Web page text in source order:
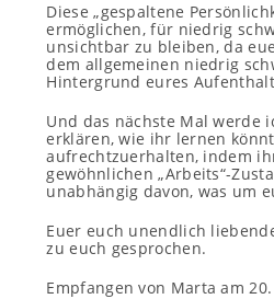
Diese „gespaltene
ermöglichen, für niedrig
unsichtbar zu bleiben, da
dem allgemeinen niedrig
Hintergrund eures
Und das nächste Mal werde
erklären, wie ihr lernen
aufrechtzuerhalten, indem
gewöhnlichen „Arbeits“-
unabhängig davon, was um
Euer euch unendlich
zu euch gesprochen.
Empfangen von Marta am